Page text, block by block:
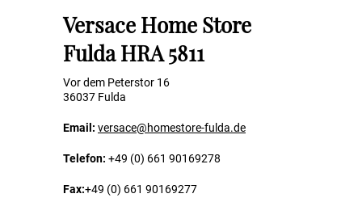
Versace Home Store
Fulda HRA 5811
Vor dem Peterstor 16
36037 Fulda
Email: versace@homestore-fulda.de
Telefon: +49 (0) 661 90169278
Fax:+49 (0) 661 90169277